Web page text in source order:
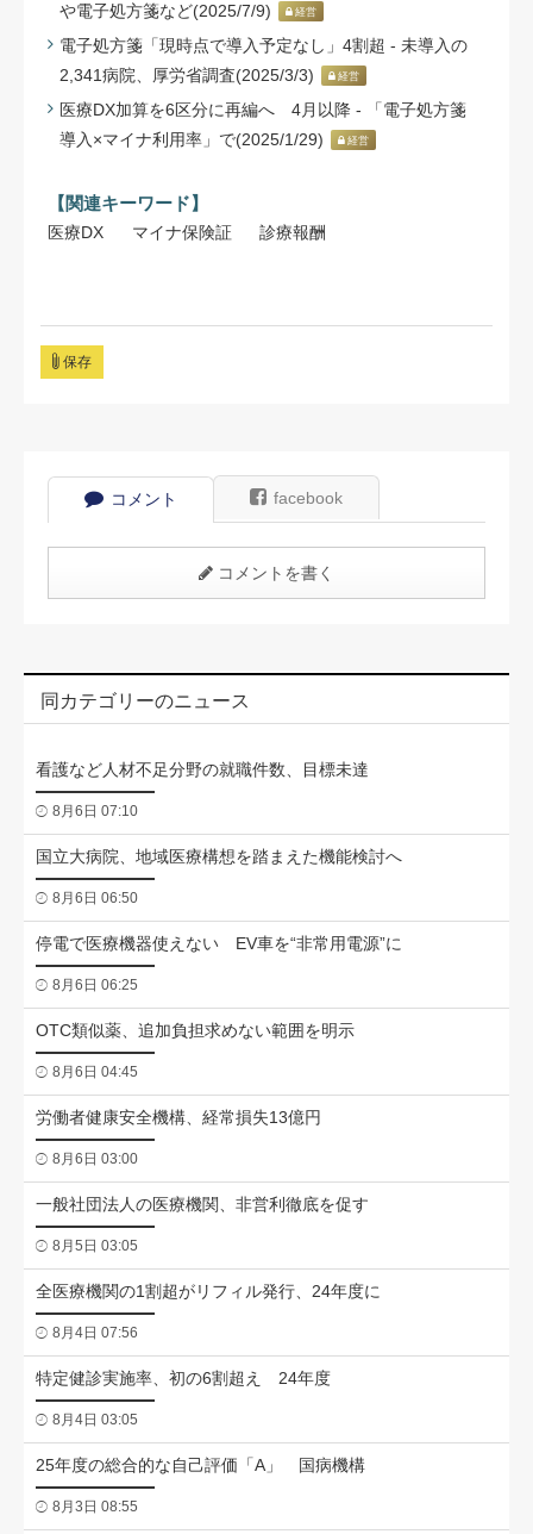
や電子処方箋など(2025/7/9)
経営
電子処方箋「現時点で導入予定なし」4割超 - 未導入の
2,341病院、厚労省調査(2025/3/3)
経営
医療DX加算を6区分に再編へ 4月以降 - 「電子処方箋
導入×マイナ利用率」で(2025/1/29)
経営
【関連キーワード】
医療DX マイナ保険証 診療報酬
保存
コメント facebook
コメントを書く
同カテゴリーのニュース
看護など人材不足分野の就職件数、目標未達
8月6日 07:10
国立大病院、地域医療構想を踏まえた機能検討へ
8月6日 06:50
停電で医療機器使えない EV車を“非常用電源”に
8月6日 06:25
OTC類似薬、追加負担求めない範囲を明示
8月6日 04:45
労働者健康安全機構、経常損失13億円
8月6日 03:00
一般社団法人の医療機関、非営利徹底を促す
8月5日 03:05
全医療機関の1割超がリフィル発行、24年度に
8月4日 07:56
特定健診実施率、初の6割超え 24年度
8月4日 03:05
25年度の総合的な自己評価「A」 国病機構
8月3日 08:55